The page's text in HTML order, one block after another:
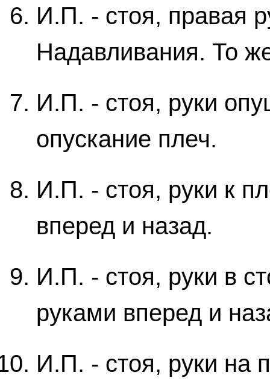
И.П. - стоя, правая
Надавливания. То
И.П. - стоя, руки
опускание плеч.
И.П. - стоя, руки к
вперед и назад.
И.П. - стоя, руки в
руками вперед и
И.П. - стоя, руки на